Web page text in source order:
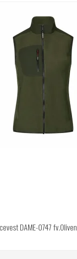
DAME-0747 fv.Oliven